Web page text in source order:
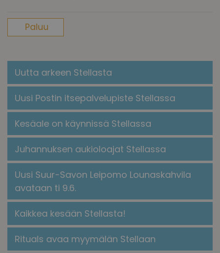
Paluu
Uutta arkeen Stellasta
Uusi Postin itsepalvelupiste Stellassa
Kesäale on käynnissä Stellassa
Juhannuksen aukioloajat Stellassa
Uusi Suur-Savon Leipomo Lounaskahvila
avataan ti 9.6.
Kaikkea kesään Stellasta!
​​Rituals avaa myymälän Stellaan​